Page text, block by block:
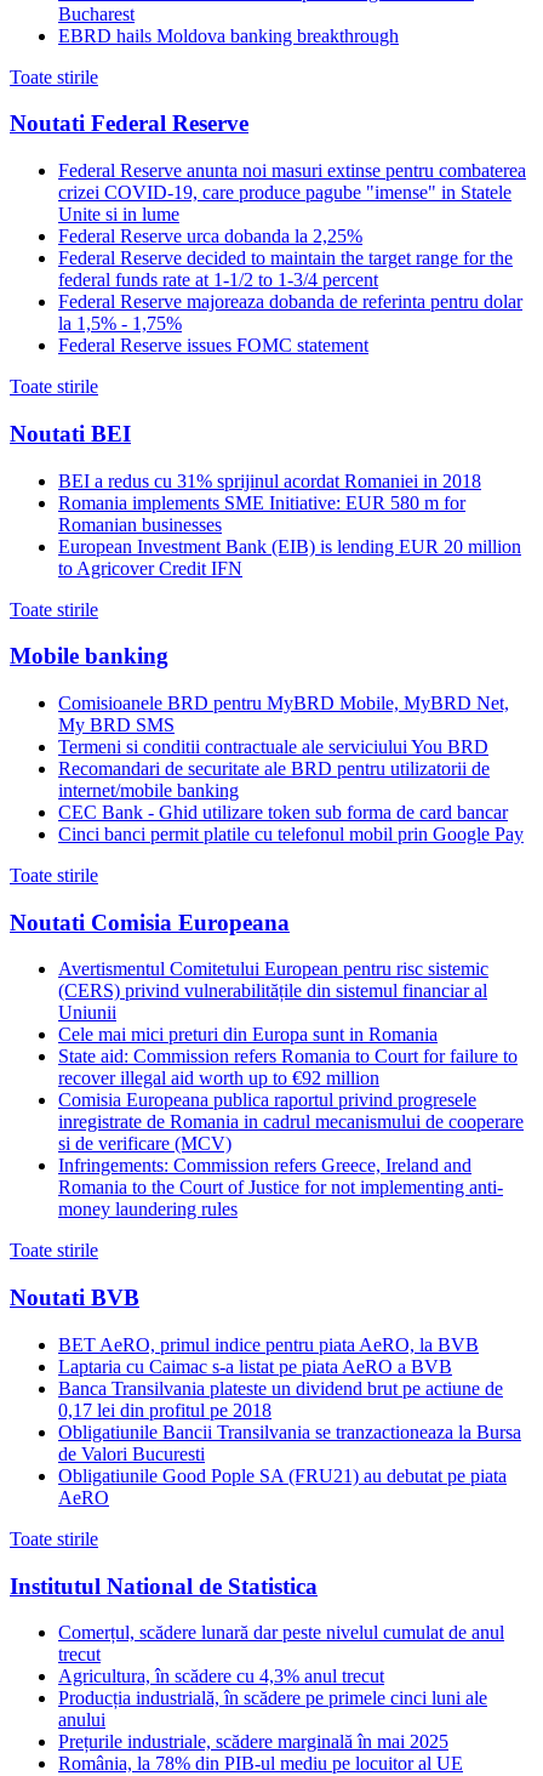
Bucharest
EBRD hails Moldova banking breakthrough
Toate stirile
Noutati Federal Reserve
Federal Reserve anunta noi masuri extinse pentru combaterea
crizei COVID-19, care produce pagube "imense" in Statele
Unite si in lume
Federal Reserve urca dobanda la 2,25%
Federal Reserve decided to maintain the target range for the
federal funds rate at 1-1/2 to 1-3/4 percent
Federal Reserve majoreaza dobanda de referinta pentru dolar
la 1,5% - 1,75%
Federal Reserve issues FOMC statement
Toate stirile
Noutati BEI
BEI a redus cu 31% sprijinul acordat Romaniei in 2018
Romania implements SME Initiative: EUR 580 m for
Romanian businesses
European Investment Bank (EIB) is lending EUR 20 million
to Agricover Credit IFN
Toate stirile
Mobile banking
Comisioanele BRD pentru MyBRD Mobile, MyBRD Net,
My BRD SMS
Termeni si conditii contractuale ale serviciului You BRD
Recomandari de securitate ale BRD pentru utilizatorii de
internet/mobile banking
CEC Bank - Ghid utilizare token sub forma de card bancar
Cinci banci permit platile cu telefonul mobil prin Google Pay
Toate stirile
Noutati Comisia Europeana
Avertismentul Comitetului European pentru risc sistemic
(CERS) privind vulnerabilitățile din sistemul financiar al
Uniunii
Cele mai mici preturi din Europa sunt in Romania
State aid: Commission refers Romania to Court for failure to
recover illegal aid worth up to €92 million
Comisia Europeana publica raportul privind progresele
inregistrate de Romania in cadrul mecanismului de cooperare
si de verificare (MCV)
Infringements: Commission refers Greece, Ireland and
Romania to the Court of Justice for not implementing anti-
money laundering rules
Toate stirile
Noutati BVB
BET AeRO, primul indice pentru piata AeRO, la BVB
Laptaria cu Caimac s-a listat pe piata AeRO a BVB
Banca Transilvania plateste un dividend brut pe actiune de
0,17 lei din profitul pe 2018
Obligatiunile Bancii Transilvania se tranzactioneaza la Bursa
de Valori Bucuresti
Obligatiunile Good Pople SA (FRU21) au debutat pe piata
AeRO
Toate stirile
Institutul National de Statistica
Comerțul, scădere lunară dar peste nivelul cumulat de anul
trecut
Agricultura, în scădere cu 4,3% anul trecut
Producția industrială, în scădere pe primele cinci luni ale
anului
Prețurile industriale, scădere marginală în mai 2025
România, la 78% din PIB-ul mediu pe locuitor al UE